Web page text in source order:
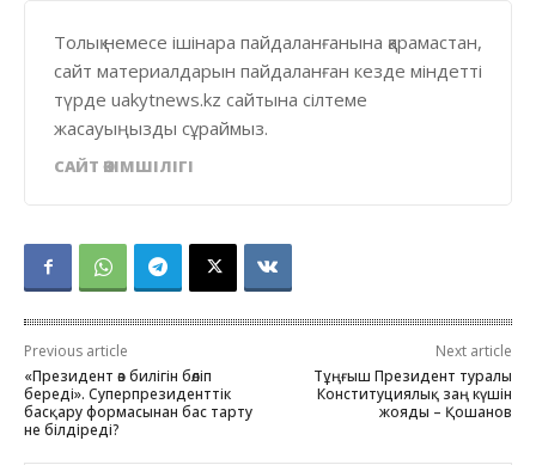
Толық немесе ішінара пайдаланғанына қарамастан,
сайт материалдарын пайдаланған кезде міндетті
түрде uakytnews.kz сайтына сілтеме
жасауыңызды сұраймыз.
САЙТ ӘКІМШІЛІГІ
Previous article
«Президент өз билігін бөліп
береді». Суперпрезиденттік
басқару формасынан бас тарту
не білдіреді?
Next article
Тұңғыш Президент туралы
Конституциялық заң күшін
жояды – Қошанов